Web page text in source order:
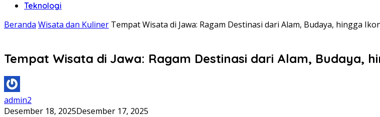
Teknologi
Beranda Wisata dan Kuliner Tempat Wisata di Jawa: Ragam Destinasi dari Alam, Budaya, hingga
Tempat Wisata di Jawa: Ragam Destinasi dari Alam, Budaya,
admin2
Desember 18, 2025Desember 17, 2025